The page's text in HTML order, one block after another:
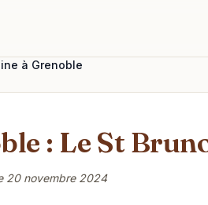
à Grenoble
: Le St
20 novembre 2024